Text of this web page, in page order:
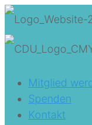
Mitglied
Spenden
Kontakt